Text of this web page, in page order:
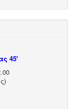
45'